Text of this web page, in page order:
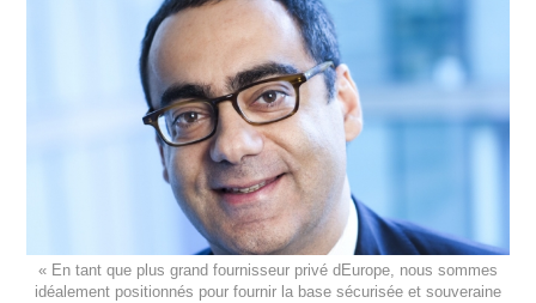
« En tant que plus grand fournisseur privé dEurope, nous sommes
idéalement positionnés pour fournir la base sécurisée et souveraine